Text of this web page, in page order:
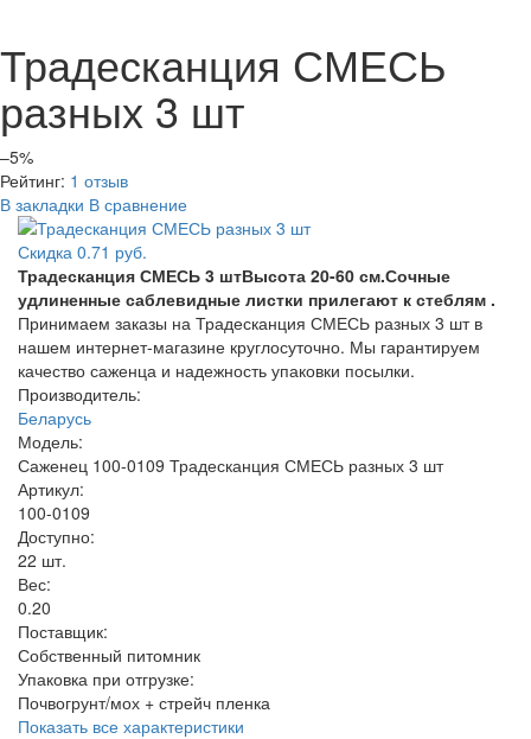
Традесканция СМЕСЬ
разных 3 шт
–5%
Рейтинг: 1 отзыв
В закладки В сравнение
Скидка 0.71 руб.
Традесканция СМЕСЬ 3 штВысота 20-60 см.Сочные
удлиненные саблевидные листки прилегают к стеблям .
Принимаем заказы на Традесканция СМЕСЬ разных 3 шт в
нашем интернет-магазине круглосуточно. Мы гарантируем
качество саженца и надежность упаковки посылки.
Производитель:
Беларусь
Модель:
Саженец 100-0109 Традесканция СМЕСЬ разных 3 шт
Артикул:
100-0109
Доступно:
22 шт.
Вес:
0.20
Поставщик:
Собственный питомник
Упаковка при отгрузке:
Почвогрунт/мох + стрейч пленка
Показать все характеристики